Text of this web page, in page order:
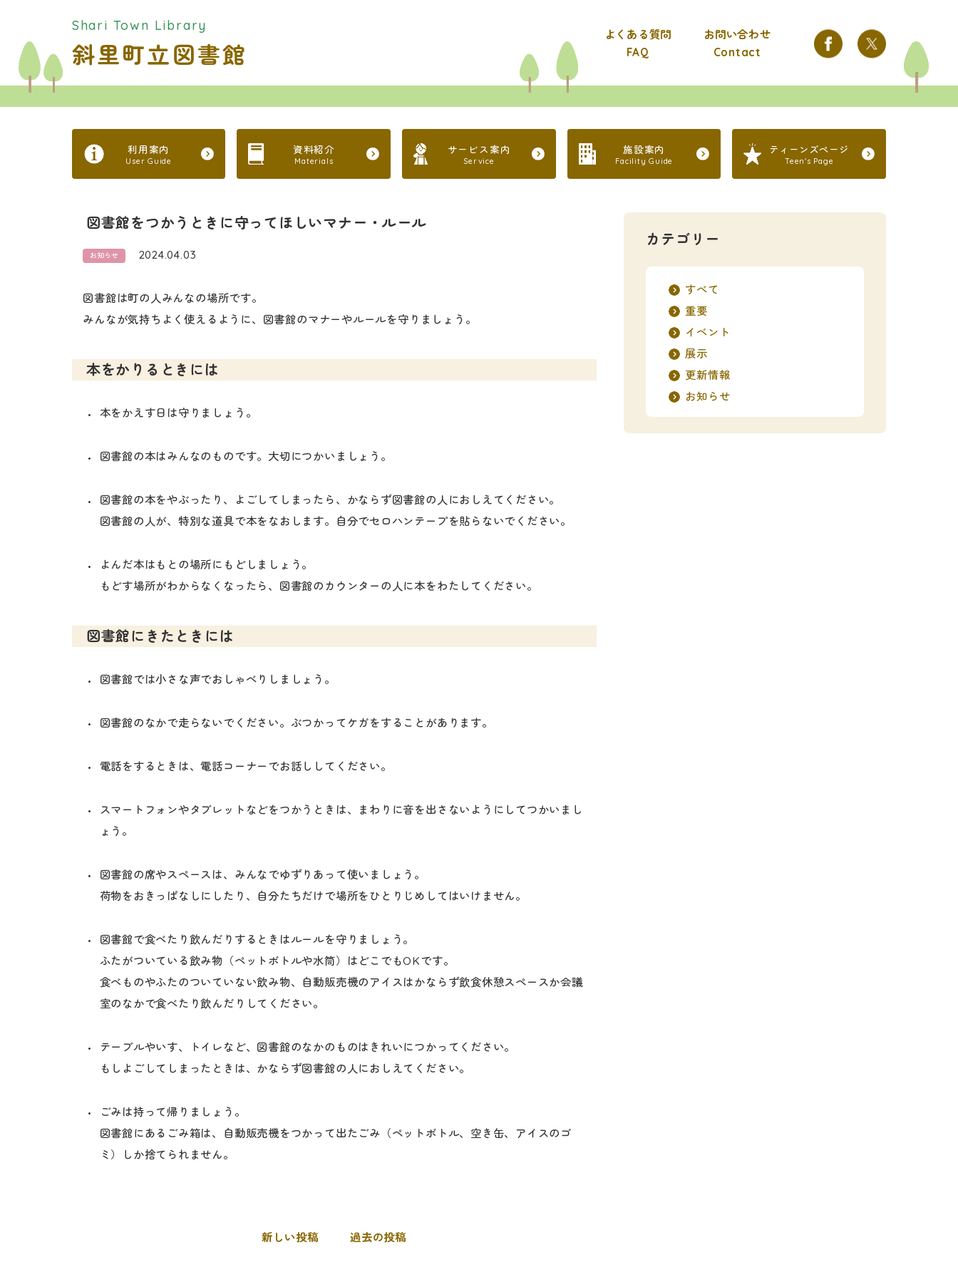
Shari Town Library
斜里町立図書館
よくある質問
FAQ
お問い合わせ
Contact
利用案内
User Guide
資料紹介
Materials
サービス案内
Service
施設案内
Facility Guide
ティーンズページ
Teen's Page
図書館をつかうときに守ってほしいマナー・ルール
お知らせ 2024.04.03
図書館は町の人みんなの場所です。
みんなが気持ちよく使えるように、図書館のマナーやルールを守りましょう。
本をかりるときには
本をかえす日は守りましょう。
図書館の本はみんなのものです。大切につかいましょう。
図書館の本をやぶったり、よごしてしまったら、かならず図書館の人におしえてください。
図書館の人が、特別な道具で本をなおします。自分でセロハンテープを貼らないでください。
よんだ本はもとの場所にもどしましょう。
もどす場所がわからなくなったら、図書館のカウンターの人に本をわたしてください。
図書館にきたときには
図書館では小さな声でおしゃべりしましょう。
図書館のなかで走らないでください。ぶつかってケガをすることがあります。
電話をするときは、電話コーナーでお話ししてください。
スマートフォンやタブレットなどをつかうときは、まわりに音を出さないようにしてつかいまし
ょう。
図書館の席やスペースは、みんなでゆずりあって使いましょう。
荷物をおきっぱなしにしたり、自分たちだけで場所をひとりじめしてはいけません。
図書館で食べたり飲んだりするときはルールを守りましょう。
ふたがついている飲み物（ペットボトルや水筒）はどこでもOKです。
食べものやふたのついていない飲み物、自動販売機のアイスはかならず飲食休憩スペースか会議
室のなかで食べたり飲んだりしてください。
テーブルやいす、トイレなど、図書館のなかのものはきれいにつかってください。
もしよごしてしまったときは、かならず図書館の人におしえてください。
ごみは持って帰りましょう。
図書館にあるごみ箱は、自動販売機をつかって出たごみ（ペットボトル、空き缶、アイスのゴ
ミ）しか捨てられません。
新しい投稿 過去の投稿
カテゴリー
すべて
重要
イベント
展示
更新情報
お知らせ